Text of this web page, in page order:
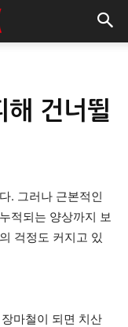
해 건너뛸
. 그러나 근본적인
적되는 양상까지 보
걱정도 커지고 있
마철이 되면 치산